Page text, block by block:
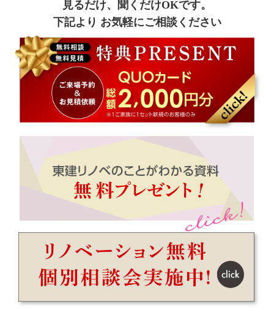
見るだけ、聞くだけOKです。
下記より お気軽にご相談ください